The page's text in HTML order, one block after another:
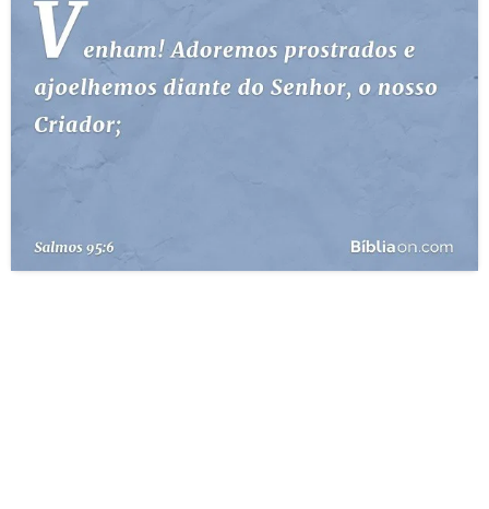
ESTUDOS BÍBLICOS
ESBOÇOS DE PREGAÇÃO
PERGUNTE À BÍBLIA
TERMO BÍBLICO